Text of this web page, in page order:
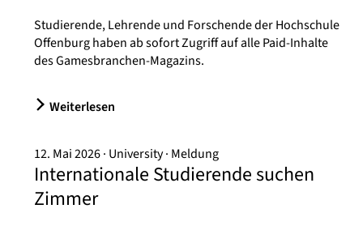
Studierende, Lehrende und Forschende der Hochschule
Offenburg haben ab sofort Zugriff auf alle Paid-Inhalte
des Gamesbranchen-Magazins.
Weiterlesen
12. Mai 2026 University Meldung
Internationale Studierende suchen
Zimmer